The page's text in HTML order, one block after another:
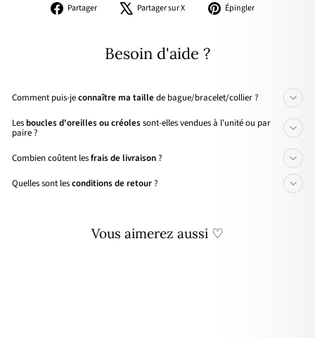
Partager
PartagerPartager sur X
Tweeter Épingler
Besoin d'aide ?
Comment puis-jeconnaître ma taille de bague/bracelet/collier ?
Les boucles d'oreilles ou créolessont-elles vendues à l'unité ou par
paire ?
Combien coûtent lesfrais de livraison?
Quelles sont lesconditions de retour?
Vous aimerez aussi ♡